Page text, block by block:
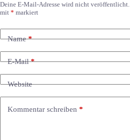
Deine E-Mail-Adresse wird nicht veröffentlicht.
mit * markiert
Name*
E-Mail*
Website
Kommentar schreiben *